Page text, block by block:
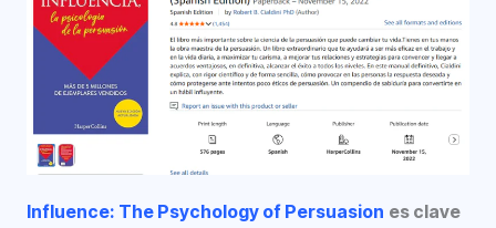
Influence: The Psychology of Persuasion es clave